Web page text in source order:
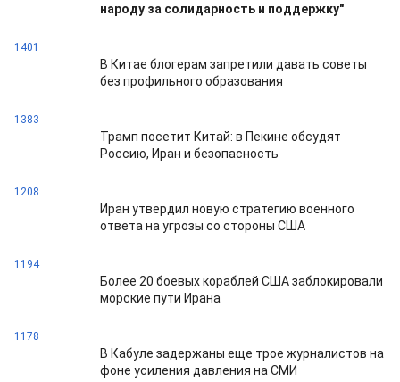
народу за солидарность и поддержку"
1401
В Китае блогерам запретили давать советы
без профильного образования
1383
Трамп посетит Китай: в Пекине обсудят
Россию, Иран и безопасность
1208
Иран утвердил новую стратегию военного
ответа на угрозы со стороны США
1194
Более 20 боевых кораблей США заблокировали
морские пути Ирана
1178
В Кабуле задержаны еще трое журналистов на
фоне усиления давления на СМИ